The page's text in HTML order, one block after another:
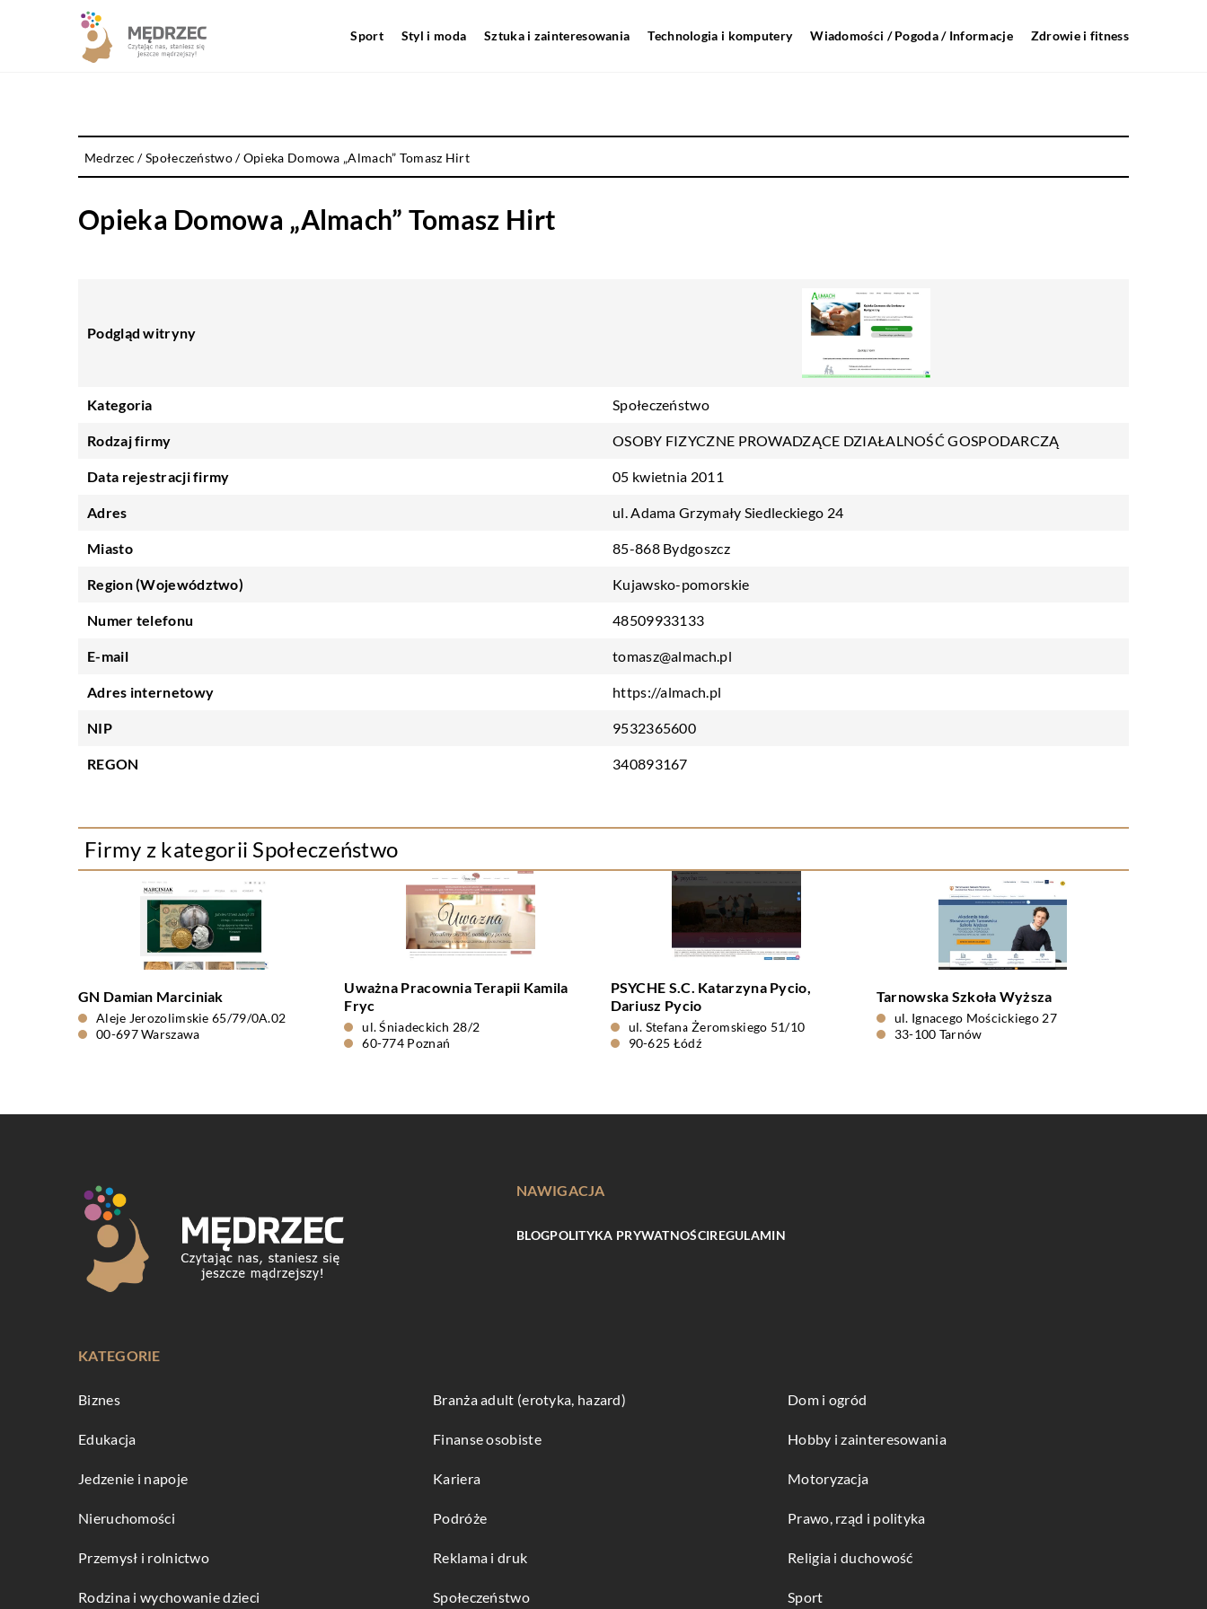
Sport Styl i moda Sztuka i zainteresowania Technologia i komputery Wiadomości / Pogoda / Informacje Zdrowie i fitness
Medrzec /Społeczeństwo/Opieka Domowa „Almach” Tomasz Hirt
Opieka Domowa „Almach” Tomasz Hirt
Podgląd witryny
Kategoria Społeczeństwo
Rodzaj firmy OSOBY FIZYCZNE PROWADZĄCE DZIAŁALNOŚĆ GOSPODARCZĄ
Data rejestracji firmy 05 kwietnia 2011
Adres ul. Adama Grzymały Siedleckiego 24
Miasto 85-868 Bydgoszcz
Region (Województwo) Kujawsko-pomorskie
Numer telefonu 48509933133
E-mail tomasz@almach.pl
Adres internetowy https://almach.pl
NIP 9532365600
REGON 340893167
Firmy z kategorii Społeczeństwo
GN Damian Marciniak
Aleje Jerozolimskie 65/79/0A.02
00-697 Warszawa
Uważna Pracownia Terapii Kamila
Fryc
ul. Śniadeckich 28/2
60-774 Poznań
PSYCHE S.C. Katarzyna Pycio,
Dariusz Pycio
ul. Stefana Żeromskiego 51/10
90-625 Łódź
Tarnowska Szkoła Wyższa
ul. Ignacego Mościckiego 27
33-100 Tarnów
NAWIGACJA
BLOGPOLITYKA PRYWATNOŚCIREGULAMIN
KATEGORIE
Biznes Branża adult (erotyka, hazard) Dom i ogród
Edukacja Finanse osobiste Hobby i zainteresowania
Jedzenie i napoje Kariera Motoryzacja
Nieruchomości Podróże Prawo, rząd i polityka
Przemysł i rolnictwo Reklama i druk Religia i duchowość
Rodzina i wychowanie dzieci Społeczeństwo Sport